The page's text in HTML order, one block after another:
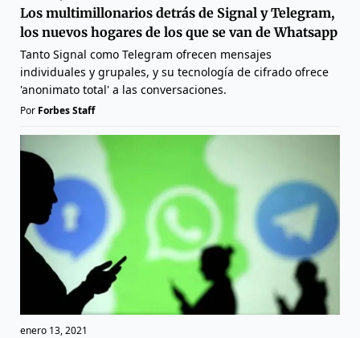
Los multimillonarios detrás de Signal y Telegram,
los nuevos hogares de los que se van de Whatsapp
Tanto Signal como Telegram ofrecen mensajes
individuales y grupales, y su tecnología de cifrado ofrece
'anonimato total' a las conversaciones.
Por Forbes Staff
enero 13, 2021